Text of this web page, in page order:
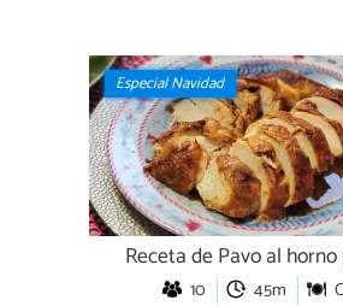
Especial Navidad
Receta de Pavo al
10 45m